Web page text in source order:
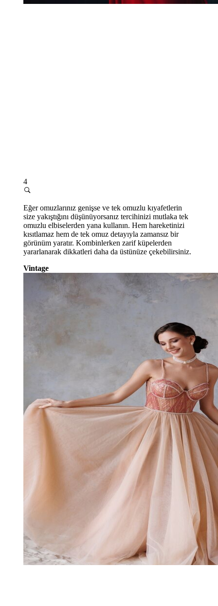
4
Eğer omuzlarınız genişse ve tek omuzlu kıyafetlerin
size yakıştığını düşünüyorsanız tercihinizi mutlaka tek
omuzlu elbiselerden yana kullanın. Hem hareketinizi
kısıtlamaz hem de tek omuz detayıyla zamansız bir
görünüm yaratır. Kombinlerken zarif küpelerden
yararlanarak dikkatleri daha da üstünüze çekebilirsiniz.
Vintage